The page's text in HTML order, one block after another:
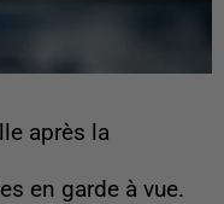
après la
en garde à vue.